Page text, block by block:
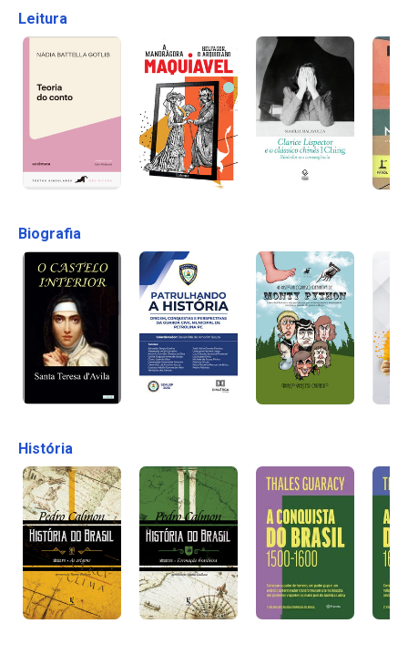
Leitura
Biografia
História